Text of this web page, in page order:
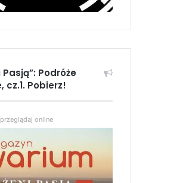
Podróże
Pobierz!
online